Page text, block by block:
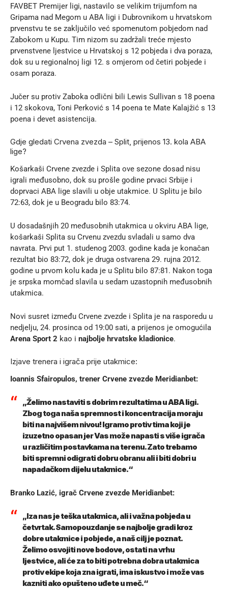
FAVBET Premijer ligi, nastavilo se velikim trijumfom na
Gripama nad Megom u ABA ligi i Dubrovnikom u hrvatskom
prvenstvu te se zaključilo već spomenutom pobjedom nad
Zabokom u Kupu. Tim nizom su zadržali treće mjesto
prvenstvene ljestvice u Hrvatskoj s 12 pobjeda i dva poraza,
dok su u regionalnoj ligi 12. s omjerom od četiri pobjede i
osam poraza.
Jučer su protiv Zaboka odlični bili Lewis Sullivan s 18 poena
i 12 skokova, Toni Perković s 14 poena te Mate Kalajžić s 13
poena i devet asistencija.
Gdje gledati Crvena zvezda – Split, prijenos 13. kola ABA
lige?
Košarkaši Crvene zvezde i Splita ove sezone dosad nisu
igrali međusobno, dok su prošle godine prvaci Srbije i
doprvaci ABA lige slavili u obje utakmice. U Splitu je bilo
72:63, dok je u Beogradu bilo 83:74.
U dosadašnjih 20 međusobnih utakmica u okviru ABA lige,
košarkaši Splita su Crvenu zvezdu svladali u samo dva
navrata. Prvi put 1. studenog 2003. godine kada je konačan
rezultat bio 83:72, dok je druga ostvarena 29. rujna 2012.
godine u prvom kolu kada je u Splitu bilo 87:81. Nakon toga
je srpska momčad slavila u sedam uzastopnih međusobnih
utakmica.
Novi susret između Crvene zvezde i Splita je na rasporedu u
nedjelju, 24. prosinca od 19:00 sati, a prijenos je omogućila
Arena Sport 2 kao i najbolje hrvatske kladionice.
Izjave trenera i igrača prije utakmice:
Ioannis Sfairopulos, trener Crvene zvezde Meridianbet:
„Želimo nastaviti s dobrim rezultatima u ABA ligi.
Zbog toga naša spremnost i koncentracija moraju
biti na najvišem nivou! Igramo protiv tima koji je
izuzetno opasan jer Vas može napasti s više igrača
u različitim postavkama na terenu. Zato trebamo
biti spremni odigrati dobru obranu ali i biti dobri u
napadačkom dijelu utakmice.“
Branko Lazić, igrač Crvene zvezde Meridianbet:
„Iza nas je teška utakmica, ali i važna pobjeda u
četvrtak. Samopouzdanje se najbolje gradi kroz
dobre utakmice i pobjede, a naš cilj je poznat.
Želimo osvojiti nove bodove, ostati na vrhu
ljestvice, ali će za to biti potrebna dobra utakmica
protiv ekipe koja zna igrati, ima iskustvo i može vas
kazniti ako opušteno uđete u meč.“